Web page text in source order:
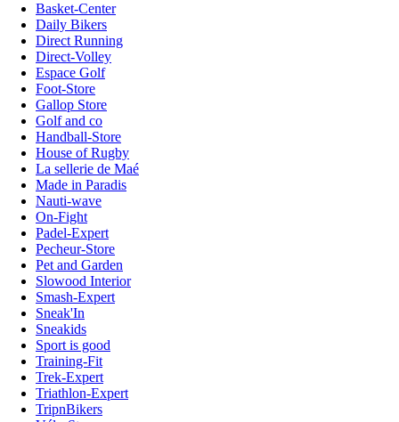
Basket-Center
Daily Bikers
Direct Running
Direct-Volley
Espace Golf
Foot-Store
Gallop Store
Golf and co
Handball-Store
House of Rugby
La sellerie de Maé
Made in Paradis
Nauti-wave
On-Fight
Padel-Expert
Pecheur-Store
Pet and Garden
Slowood Interior
Smash-Expert
Sneak'In
Sneakids
Sport is good
Training-Fit
Trek-Expert
Triathlon-Expert
TripnBikers